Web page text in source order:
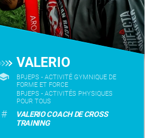
VALERIO
BPJEPS - ACTIVITÉ GYMNIQUE DE
FORME ET FORCE
BPJEPS - ACTIVITÉS PHYSIQUES
POUR TOUS
#
VALERIO COACH DE CROSS
TRAINING